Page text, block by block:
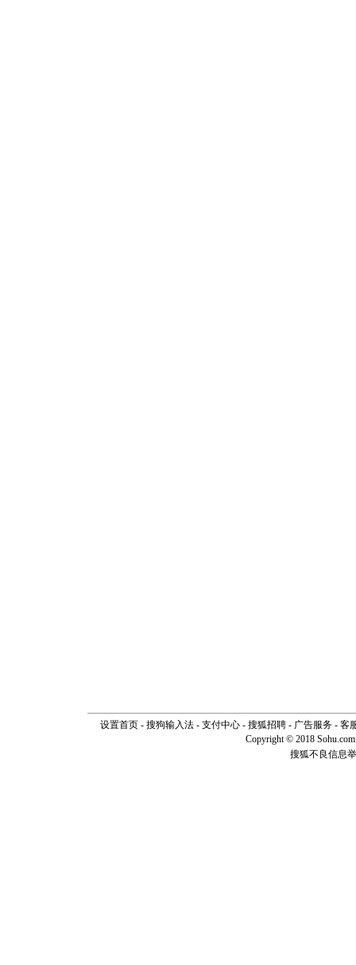
设置首页- 搜狗输入法- 支付中心- 搜狐招聘- 广告服务- 客
Copyright © 2018
搜狐不良信息